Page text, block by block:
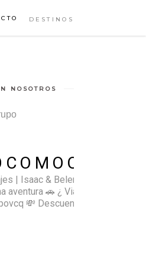
DESTINOS
NOSOTROS
| Isaac & Belen
aventura 🚗 ¿ Viajas sol@? 👉🏻
💸 Descuentos y tips en el